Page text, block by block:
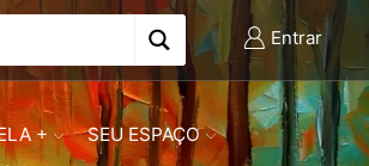
Entrar
+ SEU ESPAÇO